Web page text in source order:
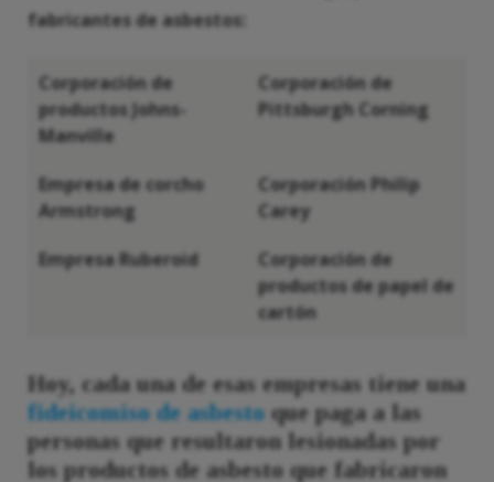
fabricantes de asbestos:
Corporación de
productos Johns-
Manville
Corporación de
Pittsburgh Corning
Empresa de corcho
Armstrong
Corporación Philip
Carey
Empresa Ruberoid
Corporación de
productos de papel de
cartón
Hoy, cada una de esas empresas tiene una
fideicomiso de asbestoque paga a las
personas que resultaron lesionadas por
los productos de asbesto que fabricaron